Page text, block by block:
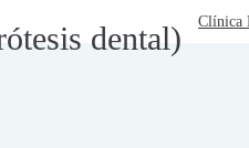
dental) Clínica